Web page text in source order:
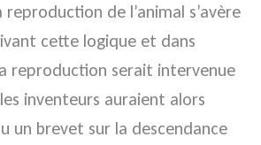
reproduction de l’animal s’avère
cette logique et dans
reproduction serait intervenue
inventeurs auraient alors
un brevet sur la descendance